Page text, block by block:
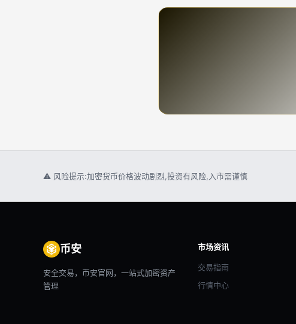
⚠ 风险提示:加密货币价格波动剧烈,投资有风险,入市需谨慎
币安
安全交易，币安官网，一站式加密资产
管理
市场资讯
交易指南
行情中心